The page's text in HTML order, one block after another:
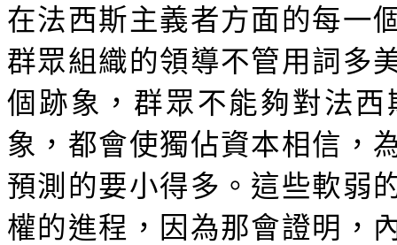
在法西斯主義者方面的每一
群眾組織的領導不管用詞多
個跡象，群眾不能夠對法
象，都會使獨佔資本相信，
預測的要小得多。這些軟弱
權的進程，因為那會證明，